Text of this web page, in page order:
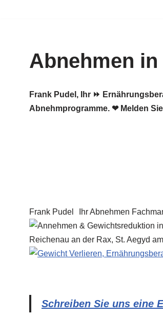
springenAbnehmen
Frank Pudel, Ihr ⏩
Abnehmprogramme. ❤ Melden
Frank Pudel Ihr Abnehmen
Schreiben Sie uns eine